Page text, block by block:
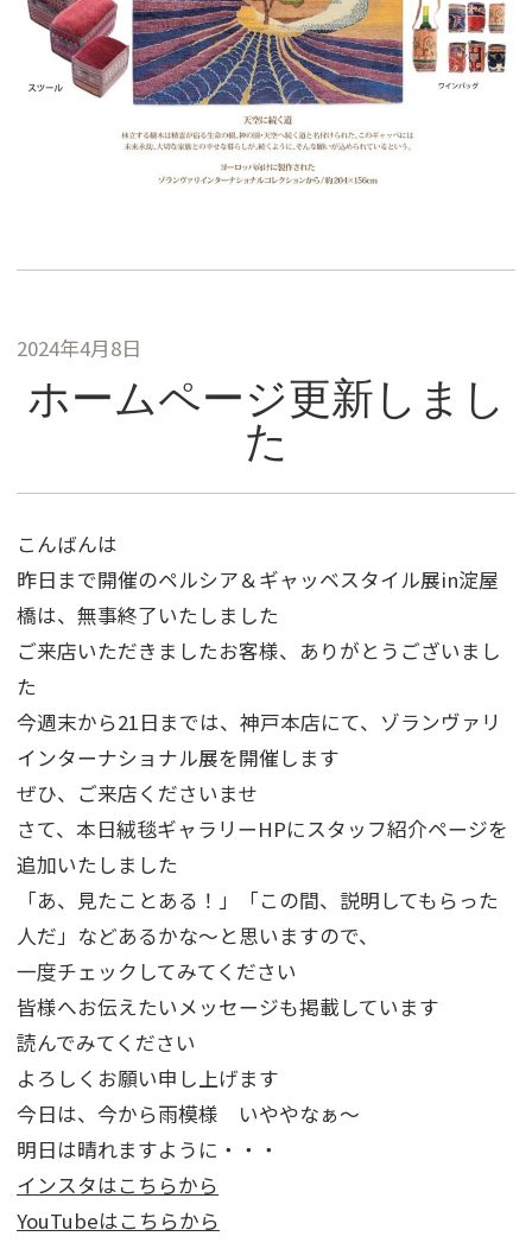
2024年4月8日
ホームページ更新しまし
た
こんばんは
昨日まで開催のペルシア＆ギャッベスタイル展in淀屋
橋は、無事終了いたしました
ご来店いただきましたお客様、ありがとうございまし
た
今週末から21日までは、神戸本店にて、ゾランヴァリ
インターナショナル展を開催します
ぜひ、ご来店くださいませ
さて、本日絨毯ギャラリーHPにスタッフ紹介ページを
追加いたしました
「あ、見たことある！」「この間、説明してもらった
人だ」などあるかな～と思いますので、
一度チェックしてみてください
皆様へお伝えたいメッセージも掲載しています
読んでみてください
よろしくお願い申し上げます
今日は、今から雨模様 いややなぁ～
明日は晴れますように・・・
インスタはこちらから
YouTubeはこちらから